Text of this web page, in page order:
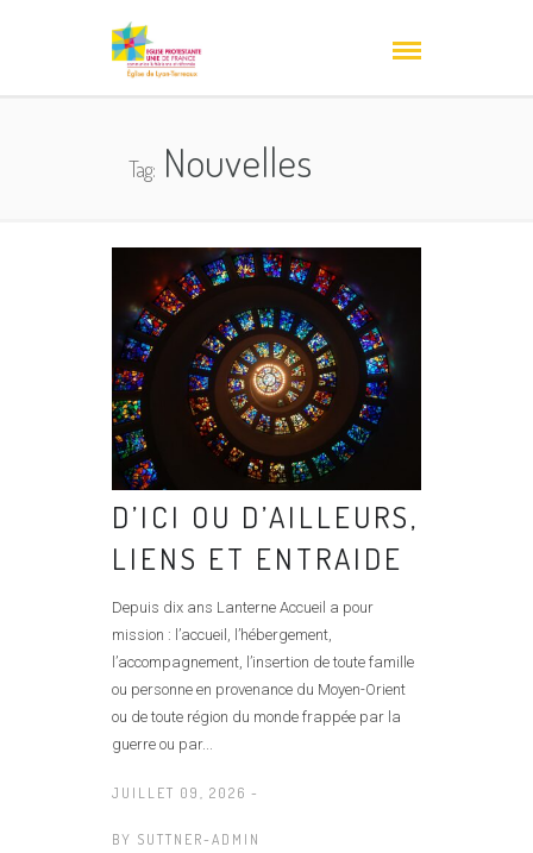
Tag:Nouvelles
D’ICI OU D’AILLEURS,
LIENS ET ENTRAIDE
Depuis dix ans Lanterne Accueil a pour
mission : l’accueil, l’hébergement,
l’accompagnement, l’insertion de toute famille
ou personne en provenance du Moyen-Orient
ou de toute région du monde frappée par la
guerre ou par...
JUILLET 09, 2026 -
BY SUTTNER-ADMIN